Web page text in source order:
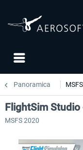
Panoramica
FlightSim
MSFS 2020